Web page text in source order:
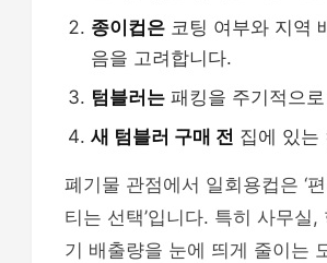
종이컵은 코팅 여부와 지역
음을 고려합니다.
텀블러는 패킹을 주기적으
새 텀블러 구매 전 집에 있는
폐기물 관점에서 일회용컵은 ‘
티는 선택’입니다. 특히 사무실
기 배출량을 눈에 띄게 줄이는